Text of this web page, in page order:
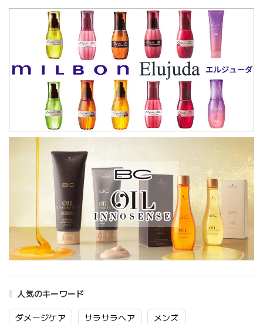
人気のキーワード
ダメージケア サラサラヘア メンズ